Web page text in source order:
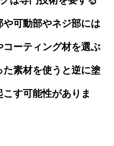
可動部やネジ部には
ーティング材を選ぶ
素材を使うと逆に塗
す可能性がありま